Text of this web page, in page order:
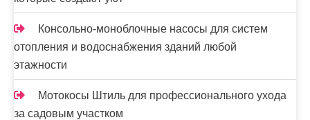
с
я
м
Консольно-моноблочные насосы для систем
отопления и водоснабжения зданий любой
этажности
Мотокосы Штиль для профессионального ухода
за садовым участком